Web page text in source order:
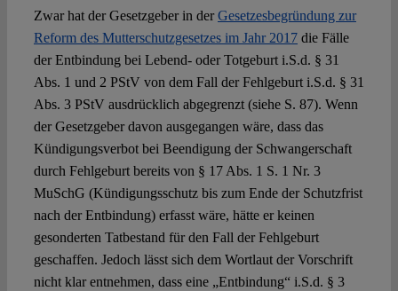
Zwar hat der Gesetzgeber in derGesetzesbegründung zur
Reform des Mutterschutzgesetzes im Jahr 2017die Fälle
der Entbindung bei Lebend- oder Totgeburt i.S.d. § 31
Abs. 1 und 2 PStV von dem Fall der Fehlgeburt i.S.d. § 31
Abs. 3 PStV ausdrücklich abgegrenzt (siehe S. 87). Wenn
der Gesetzgeber davon ausgegangen wäre, dass das
Kündigungsverbot bei Beendigung der Schwangerschaft
durch Fehlgeburt bereits von § 17 Abs. 1 S. 1 Nr. 3
MuSchG (Kündigungsschutz bis zum Ende der Schutzfrist
nach der Entbindung) erfasst wäre, hätte er keinen
gesonderten Tatbestand für den Fall der Fehlgeburt
geschaffen. Jedoch lässt sich dem Wortlaut der Vorschrift
nicht klar entnehmen, dass eine „Entbindung“ i.S.d. § 3